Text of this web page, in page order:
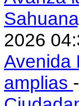
2026
Avenida
amplias